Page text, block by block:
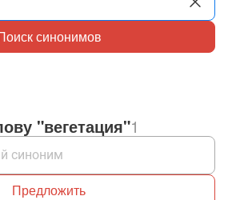
синонимов
"вегетация"1
Предложить